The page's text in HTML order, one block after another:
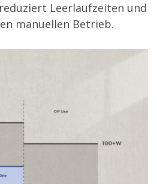
Leerlaufzeiten und
manuellen Betrieb.